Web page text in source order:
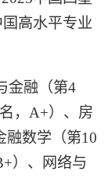
高水平专业
金融（第4
，A+）、房
融数学（第10
）、网络与